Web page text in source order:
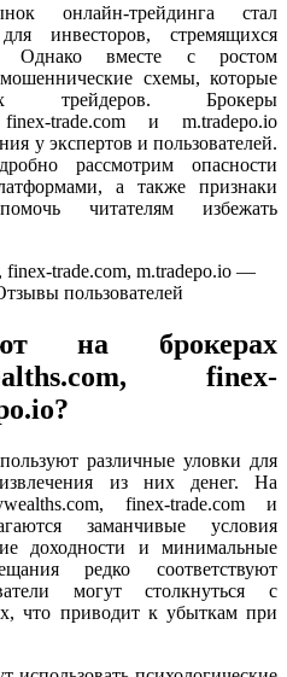
онлайн-трейдинга стал
инвесторов, стремящихся
Однако вместе с ростом
схемы, которые
трейдеров. Брокеры
finex-trade.com и m.tradepo.io
у экспертов и пользователей.
рассмотрим опасности
а также признаки
читателям избежать
на брокерах
finex-
различные уловки для
из них денег. На
finex-trade.com и
заманчивые условия
доходности и минимальные
редко соответствуют
могут столкнуться с
что приводит к убыткам при